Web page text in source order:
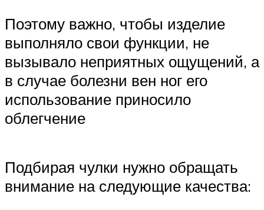
Поэтому важно, чтобы изделие
выполняло свои функции, не
вызывало неприятных ощущений, а
в случае болезни вен ног его
использование приносило
облегчение
Подбирая чулки нужно обращать
внимание на следующие качества: